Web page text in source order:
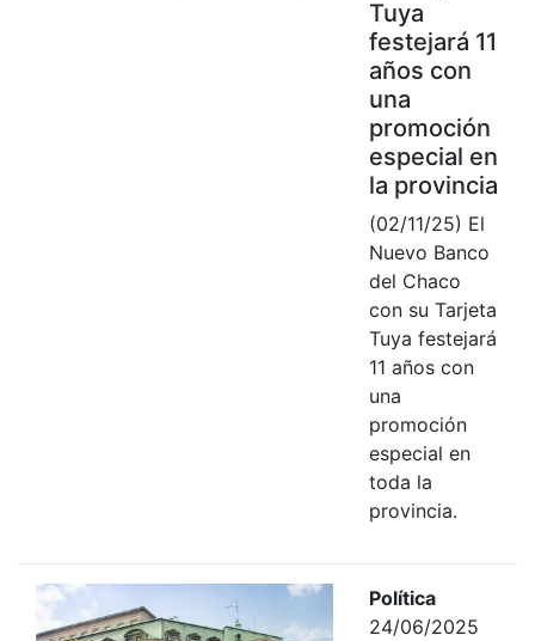
Tuya
festejará 11
años con
una
promoción
especial en
la provincia
(02/11/25) El
Nuevo Banco
del Chaco
con su Tarjeta
Tuya festejará
11 años con
una
promoción
especial en
toda la
provincia.
Política
24/06/2025